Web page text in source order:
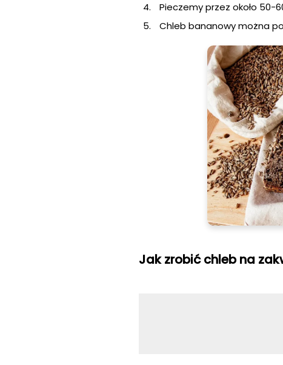
Pieczemy przez około 50-
Chleb bananowy można
Jak zrobić chleb na